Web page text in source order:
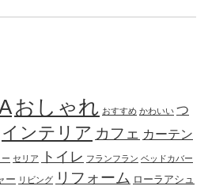
おしゃれ おすすめ かわいい つ
インテリア カフェ カーテン
セリア トイレ フランフラン ベッドカバー
ー リビング リフォーム ローラアシュ